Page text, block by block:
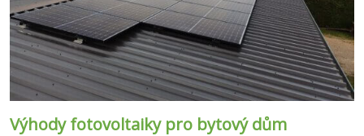
Výhody fotovoltaiky pro bytový dům